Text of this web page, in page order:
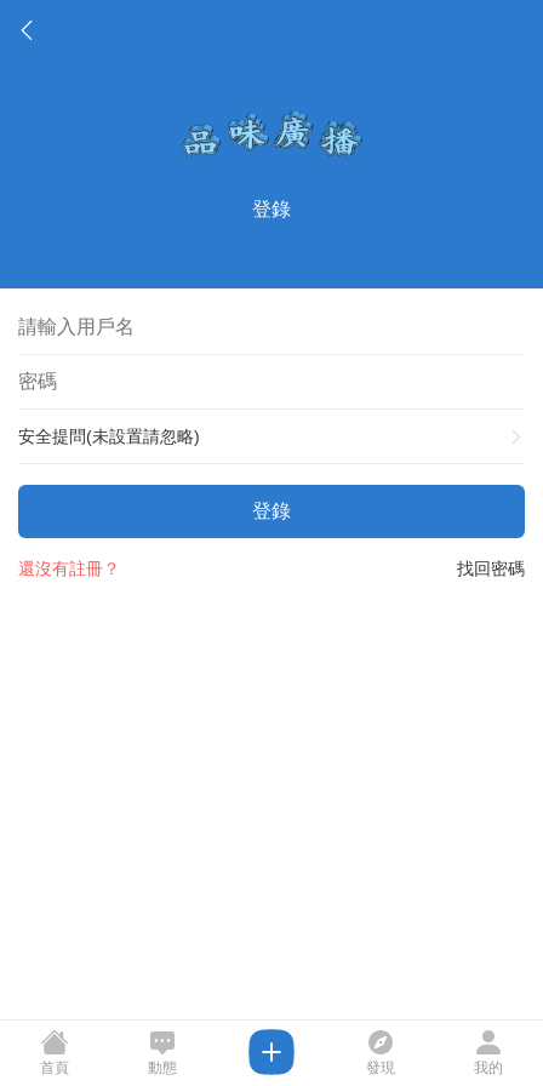
登錄
安全提問(未設置請忽略)
登錄
找回密碼
還沒有註冊？
首頁 動態 發現 我的